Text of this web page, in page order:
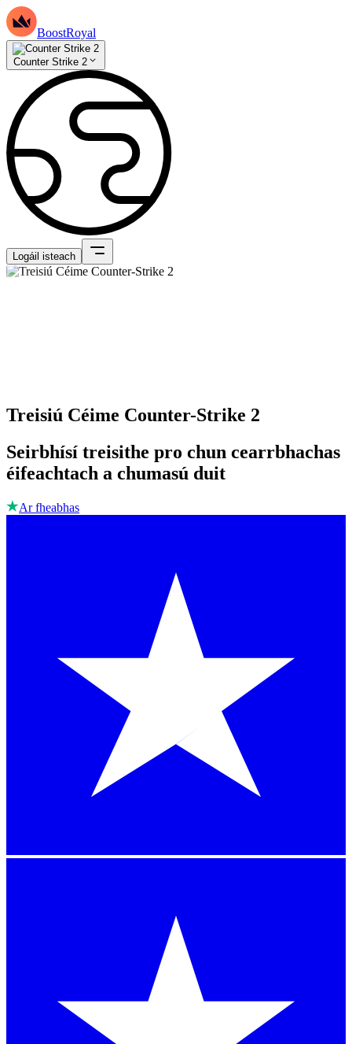
BoostRoyal
Counter Strike 2
Logáil isteach
Treisiú Céime Counter-Strike 2
Seirbhísí treisithe pro chun cearrbhachas
éifeachtach a chumasú duit
Ar fheabhas